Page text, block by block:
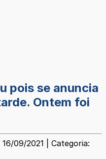
pois se anuncia
Ontem foi
09/2021 | Categoria: